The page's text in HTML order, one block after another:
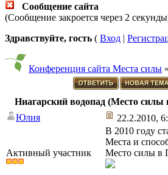
Сообщение сайта
(Сообщение закроется через 2
Здравствуйте, гость ( Вход |
Конференция сайта Места силы »
Ниагарский водопад (Место силы
Юлия
22.2.2010,
Активный участник
В 2010 году
Места и
Место силы в